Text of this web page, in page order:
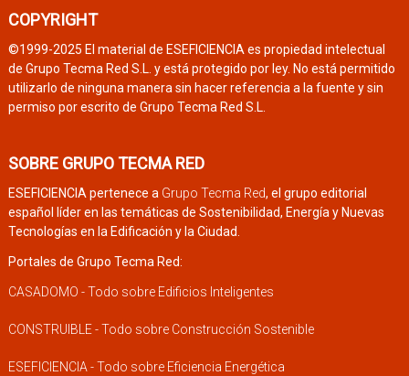
COPYRIGHT
©1999-2025 El material de ESEFICIENCIA es propiedad intelectual
de Grupo Tecma Red S.L. y está protegido por ley. No está permitido
utilizarlo de ninguna manera sin hacer referencia a la fuente y sin
permiso por escrito de Grupo Tecma Red S.L.
SOBRE GRUPO TECMA RED
ESEFICIENCIA pertenece a Grupo Tecma Red, el grupo editorial
español líder en las temáticas de Sostenibilidad, Energía y Nuevas
Tecnologías en la Edificación y la Ciudad.
Portales de Grupo Tecma Red:
CASADOMO - Todo sobre Edificios Inteligentes
CONSTRUIBLE - Todo sobre Construcción Sostenible
ESEFICIENCIA - Todo sobre Eficiencia Energética